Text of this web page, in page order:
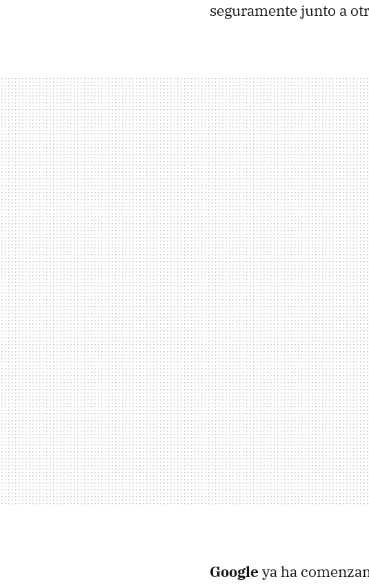
seguramente junto a
Google ya ha